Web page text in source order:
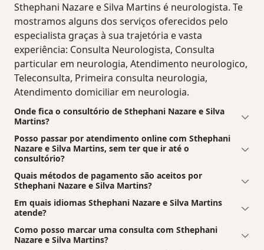
Sthephani Nazare e Silva Martins é neurologista. Te
mostramos alguns dos serviços oferecidos pelo
especialista graças à sua trajetória e vasta
experiência: Consulta Neurologista, Consulta
particular em neurologia, Atendimento neurologico,
Teleconsulta, Primeira consulta neurologia,
Atendimento domiciliar em neurologia.
Onde fica o consultório de Sthephani Nazare e Silva
Martins?
Posso passar por atendimento online com Sthephani
Nazare e Silva Martins, sem ter que ir até o
consultório?
Quais métodos de pagamento são aceitos por
Sthephani Nazare e Silva Martins?
Em quais idiomas Sthephani Nazare e Silva Martins
atende?
Como posso marcar uma consulta com Sthephani
Nazare e Silva Martins?